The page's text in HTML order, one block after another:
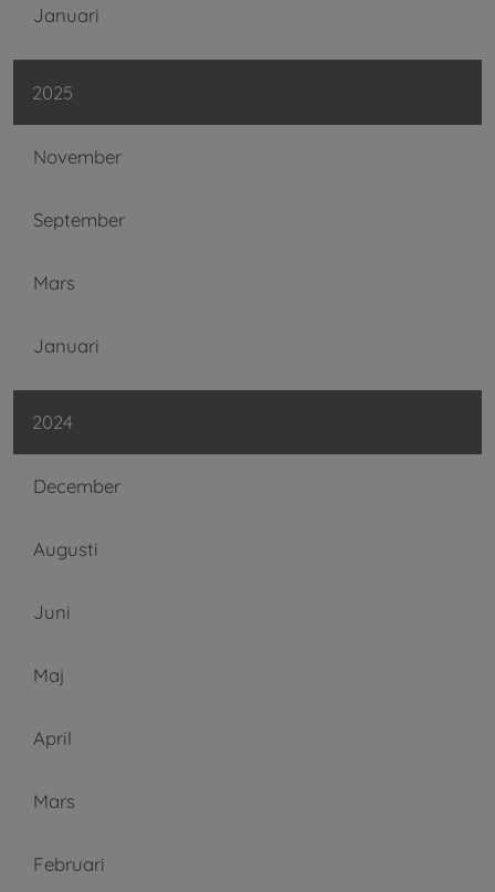
Januari
2025
November
September
Mars
Januari
2024
December
Augusti
Juni
Maj
April
Mars
Februari